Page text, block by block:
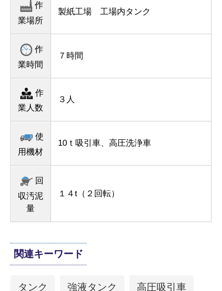
作
業場所
製紙工場 工場内タンク
作
業時間
７時間
作
業人数
３人
使
用機材
10ｔ吸引車、高圧洗浄車
回
収汚泥
量
１４t（２回転）
関連キーワード
タンク 強液タンク 高圧吸引車